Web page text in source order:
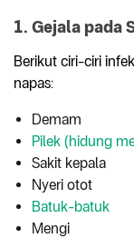
1. Gejala pada
Berikut ciri-ciri
napas:
Demam
Pilek (hidung
Sakit kepala
Nyeri otot
Batuk-batuk
Mengi